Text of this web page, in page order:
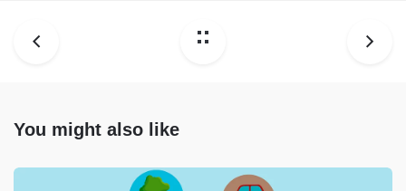
You might also like